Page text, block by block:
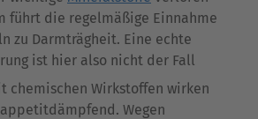
führt die regelmäßige Einnahme
zu Darmträgheit. Eine echte
ist hier also nicht der Fall
chemischen Wirkstoffen wirken
Wegen